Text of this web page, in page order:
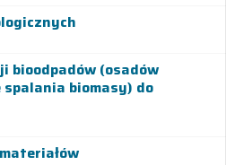
bioodpadów (osadów
biomasy) do